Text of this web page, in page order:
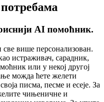
AI помоћник.
више персонализован.
истраживач, сарадник,
или у некој другој
можда ћете желети
писма, песме и есеје. За
чињеничне и